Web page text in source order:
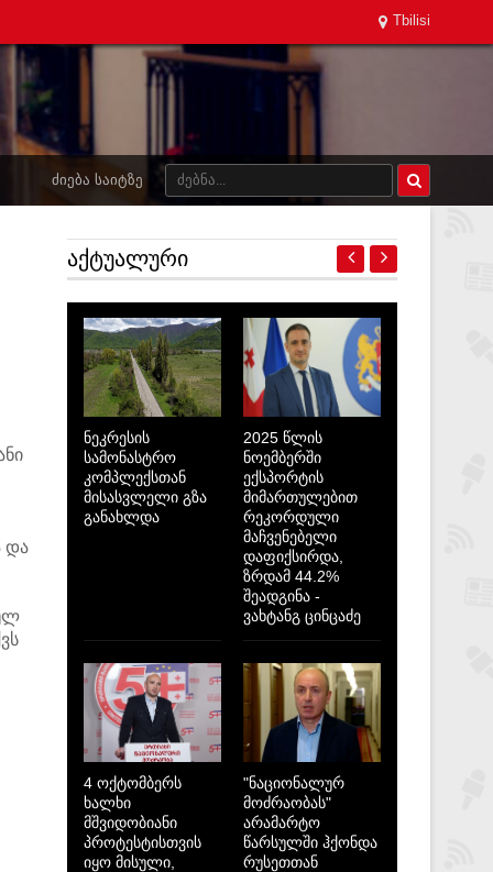
Tbilisi
ᲫᲘᲔᲑᲐ ᲡᲐᲘᲢᲖᲔ
და
ᲐᲥᲢᲣᲐᲚᲣᲠᲘ
ნეკრესის
სამონასტრო
კომპლექსთან
მისასვლელი გზა
განახლდა
2025 წლის
ნოემბერში
ექსპორტის
მიმართულებით
რეკორდული
მაჩვენებელი
დაფიქსირდა,
ზრდამ 44.2%
შეადგინა -
ვახტანგ ცინცაძე
4 ოქტომბერს
ხალხი
მშვიდობიანი
პროტესტისთვის
იყო მისული,
"ნაციონალურ
მოძრაობას"
არამარტო
წარსულში ჰქონდა
რუსეთთან